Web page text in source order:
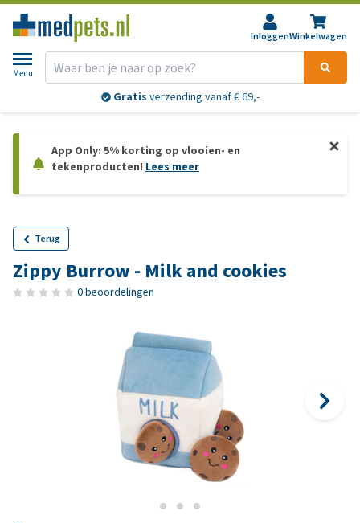
InloggenWinkelwagen
Menu
Gratis verzending vanaf € 69,-
App Only: 5% korting op vlooien- en
tekenproducten! Lees meer
Terug
Zippy Burrow - Milk and cookies
0 beoordelingen